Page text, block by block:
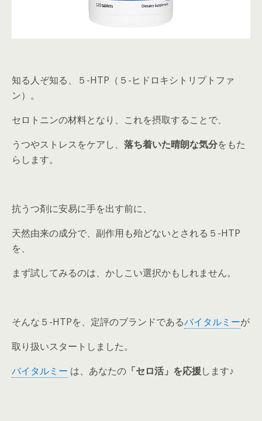
知る人ぞ知る、５-HTP（５-ヒドロキシトリプトファ
ン）。
セロトニンの材料となり、これを摂取することで、
うつやストレスをケアし、 落ち着いた晴朗な気分をもた
らします。
抗うつ剤に安易に手を出す前に、
天然由来の成分で、副作用も殆どないとされる５-HTP
を、
まず試してみるのは、かしこい選択かもしれません。
そんな５-HTPを、定評のブランドであるバイタルミーが
取り扱いスタートしました。
バイタルミー は、あなたの 「セロ活」を応援します♪